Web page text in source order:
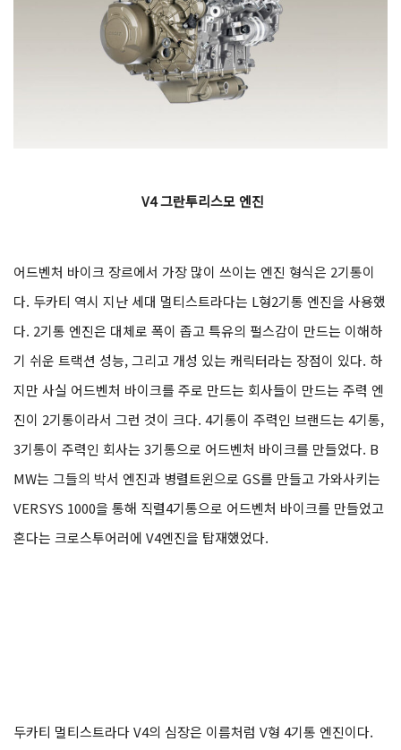
V4 그란투리스모 엔진
어드벤처 바이크 장르에서 가장 많이 쓰이는 엔진 형식은 2기통이
다. 두카티 역시 지난 세대 멀티스트라다는 L형2기통 엔진을 사용했
다. 2기통 엔진은 대체로 폭이 좁고 특유의 펄스감이 만드는 이해하
기 쉬운 트랙션 성능, 그리고 개성 있는 캐릭터라는 장점이 있다. 하
지만 사실 어드벤처 바이크를 주로 만드는 회사들이 만드는 주력 엔
진이 2기통이라서 그런 것이 크다. 4기통이 주력인 브랜드는 4기통,
3기통이 주력인 회사는 3기통으로 어드벤처 바이크를 만들었다. B
MW는 그들의 박서 엔진과 병렬트윈으로 GS를 만들고 가와사키는
VERSYS 1000을 통해 직렬4기통으로 어드벤처 바이크를 만들었고
혼다는 크로스투어러에 V4엔진을 탑재했었다.
두카티 멀티스트라다 V4의 심장은 이름처럼 V형 4기통 엔진이다.